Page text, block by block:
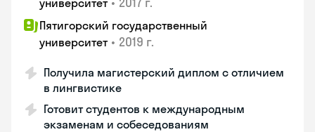
университет
Пятигорский государственный
университет • 2019 г.
Получила магистерский диплом с отличием
в лингвистике
Готовит студентов к международным
экзаменам и собеседованиям